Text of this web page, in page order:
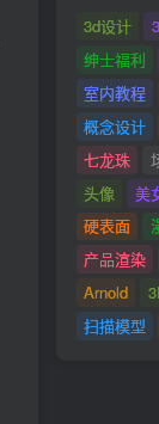
3d设计
绅士福利
室内教程
概念设计
七龙珠
头像
美
硬表面
产品渲染
Arnold
扫描模型